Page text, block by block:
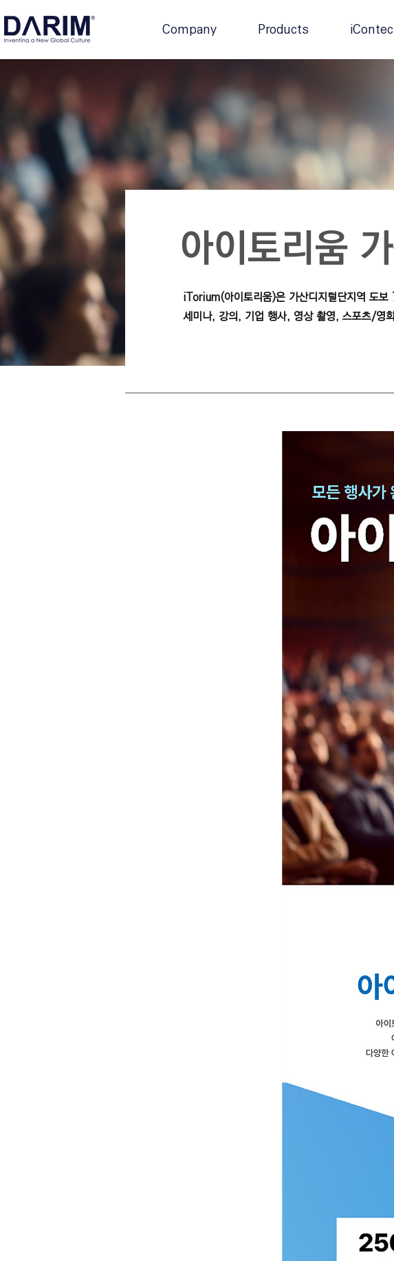
Company Products
아이토리움
iTorium(아이토리움)은 가산디지털단지역 도보
세미나, 강의, 기업 행사, 영상 촬영, 스포츠/영